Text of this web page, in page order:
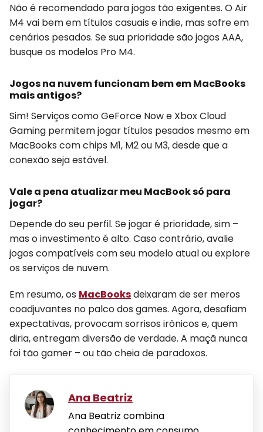
Não é recomendado para jogos tão exigentes. O Air
M4 vai bem em títulos casuais e indie, mas sofre em
cenários pesados. Se sua prioridade são jogos AAA,
busque os modelos Pro M4.
Jogos na nuvem funcionam bem em MacBooks
mais antigos?
Sim! Serviços como GeForce Now e Xbox Cloud
Gaming permitem jogar títulos pesados mesmo em
MacBooks com chips M1, M2 ou M3, desde que a
conexão seja estável.
Vale a pena atualizar meu MacBook só para
jogar?
Depende do seu perfil. Se jogar é prioridade, sim –
mas o investimento é alto. Caso contrário, avalie
jogos compatíveis com seu modelo atual ou explore
os serviços de nuvem.
Em resumo, os MacBooksdeixaram de ser meros
coadjuvantes no palco dos games. Agora, desafiam
expectativas, provocam sorrisos irônicos e, quem
diria, entregam diversão de verdade. A maçã nunca
foi tão gamer – ou tão cheia de paradoxos.
Ana Beatriz
Ana Beatriz combina